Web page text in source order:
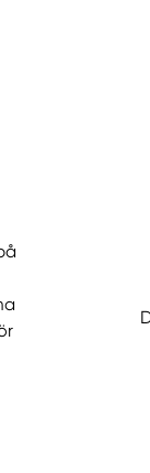
Välj